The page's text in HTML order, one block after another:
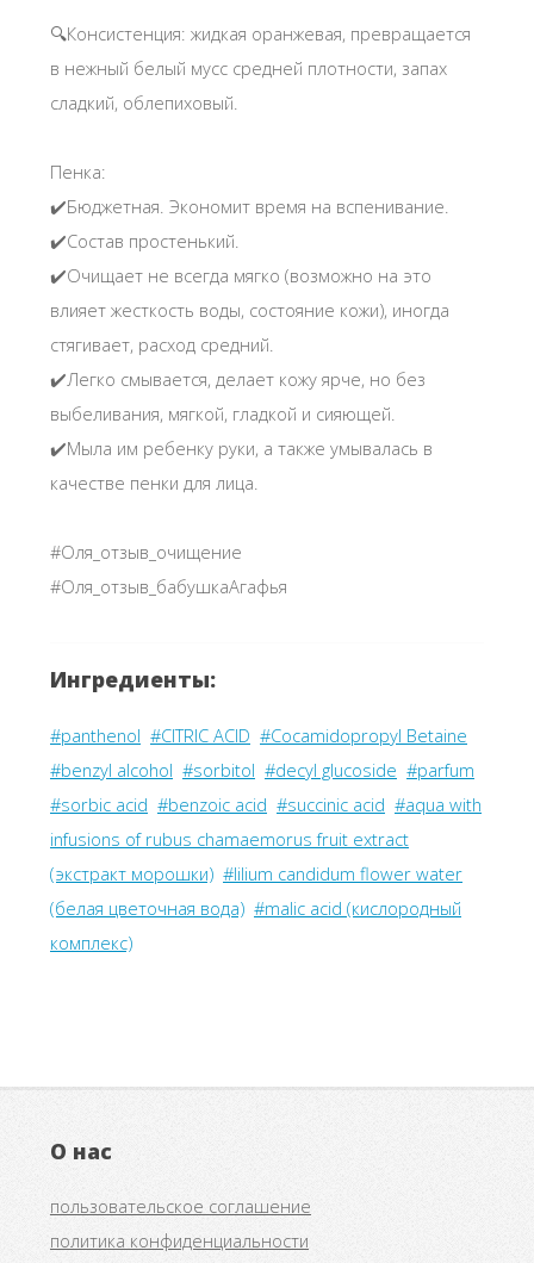
🔍Консистенция: жидкая оранжевая, превращается
в нежный белый мусс средней плотности, запах
сладкий, облепиховый.
Пенка:
✔️Бюджетная. Экономит время на вспенивание.
✔️Состав простенький.
✔️Очищает не всегда мягко (возможно на это
влияет жесткость воды, состояние кожи), иногда
стягивает, расход средний.
✔️Легко смывается, делает кожу ярче, но без
выбеливания, мягкой, гладкой и сияющей.
✔️Мыла им ребенку руки, а также умывалась в
качестве пенки для лица.
#Оля_отзыв_очищение
#Оля_отзыв_бабушкаАгафья
Ингредиенты:
#panthenol #CITRIC ACID #Cocamidopropyl Betaine
#benzyl alcohol #sorbitol #decyl glucoside #parfum
#sorbic acid #benzoic acid #succinic acid #aqua with
infusions of rubus chamaemorus fruit extract
(экстракт морошки) #lilium candidum flower water
(белая цветочная вода) #malic acid (кислородный
комплекс)
О нас
пользовательское соглашение
политика конфиденциальности